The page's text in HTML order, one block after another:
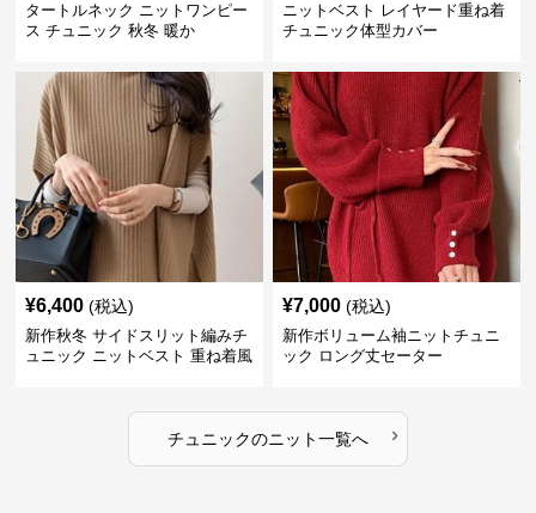
タートルネック ニットワンピー
ス チュニック 秋冬 暖か
ニットベスト レイヤード重ね着
チュニック体型カバー
¥6,400 (税込)
新作秋冬 サイドスリット編みチ
ュニック ニットベスト 重ね着風
¥7,000 (税込)
新作ボリューム袖ニットチュニ
ック ロング丈セーター
チュニックのニット一覧へ ›